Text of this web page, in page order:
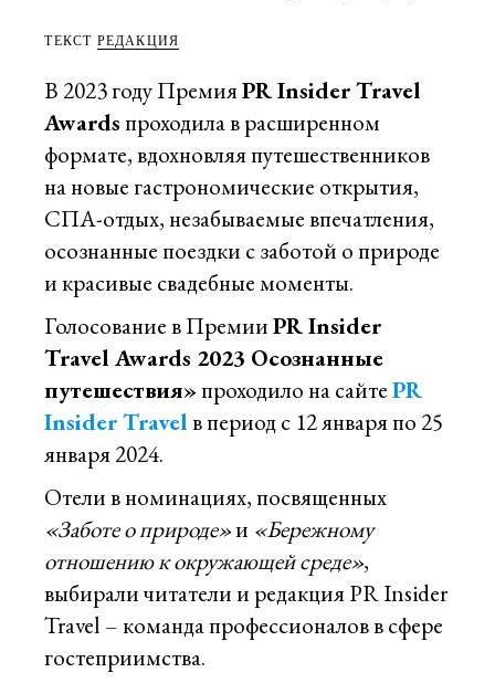
ТЕКСТ РЕДАКЦИЯ
В 2023 году ПремияPR Insider Travel
Awards проходила в расширенном
формате, вдохновляя путешественников
на новые гастрономические открытия,
СПА-отдых, незабываемые впечатления,
осознанные поездки с заботой о природе
и красивые свадебные моменты.
Голосование в ПремииPR Insider
Travel Awards 2023 Осознанные
путешествия»проходило на сайтеPR
Insider Travelв период с 12 января по 25
января 2024.
Отели в номинациях, посвященных
«Заботе о природе»и «Бережному
отношению к окружающей среде»,
выбирали читатели и редакция PR Insider
Travel – команда профессионалов в сфере
гостеприимства.